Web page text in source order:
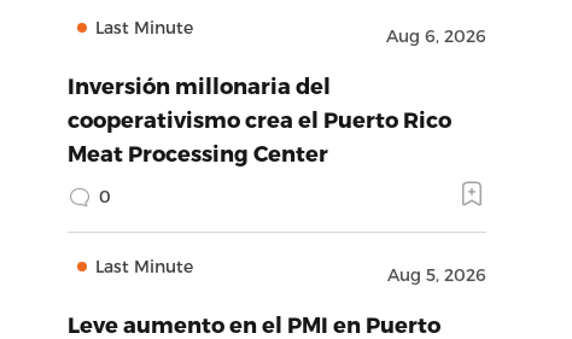
Last Minute Aug 6, 2026
Inversión millonaria del
cooperativismo crea el Puerto Rico
Meat Processing Center
0
Last Minute Aug 5, 2026
Leve aumento en el PMI en Puerto